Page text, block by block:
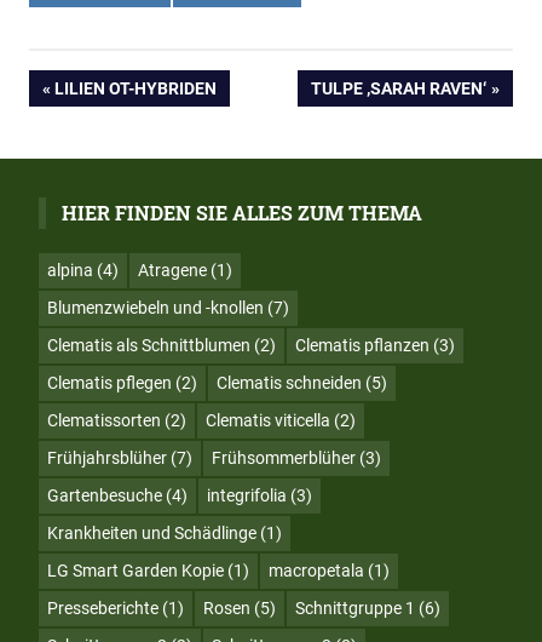
Beitrags-
Navigation
VORHERIGER
LILIEN OT-HYBRIDEN
NÄCHSTER
TULPE ‚SARAH RAVEN‘
HIER FINDEN SIE ALLES ZUM THEMA
alpina (4) Atragene (1)
Blumenzwiebeln und -knollen (7)
Clematis als Schnittblumen (2) Clematis pflanzen (3)
Clematis pflegen (2) Clematis schneiden (5)
Clematissorten (2) Clematis viticella (2)
Frühjahrsblüher (7) Frühsommerblüher (3)
Gartenbesuche (4) integrifolia (3)
Krankheiten und Schädlinge (1)
LG Smart Garden Kopie (1) macropetala (1)
Presseberichte (1) Rosen (5) Schnittgruppe 1 (6)